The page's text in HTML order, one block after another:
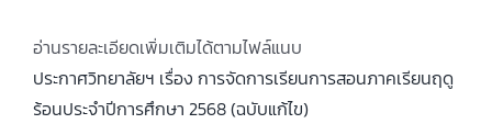
อ่านรายละเอียดเพิ่มเติมได้ตามไฟล์แนบ
ประกาศวิทยาลัยฯ เรื่อง การจัดการเรียนการสอนภาคเรียนฤดู
ร้อนประจำปีการศึกษา 2568 (ฉบับแก้ไข)